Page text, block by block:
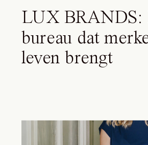
LUX BRANDS:
bureau dat
leven brengt